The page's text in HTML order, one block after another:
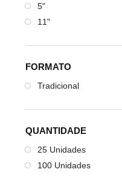
5"
11"
FORMATO
Tradicional
QUANTIDADE
25 Unidades
100 Unidades